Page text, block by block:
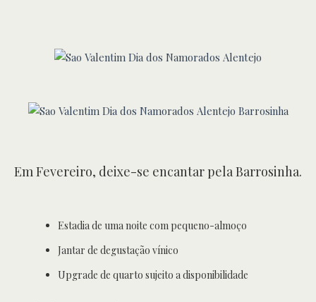
Em Fevereiro, deixe-se encantar pela Barrosinha.
Estadia de uma noite com pequeno-almoço
Jantar de degustação vínico
Upgrade de quarto sujeito a disponibilidade